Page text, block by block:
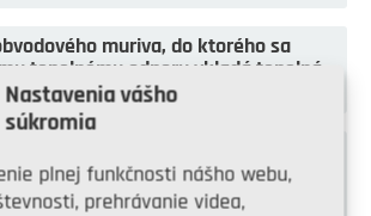
Nastavenia vášho
súkromia
plnej funkčnosti nášho webu,
prehrávanie videa,
muriva, do ktorého sa
tepelnému odporu vkladá tepelná
sa nachádza nad stavebnými